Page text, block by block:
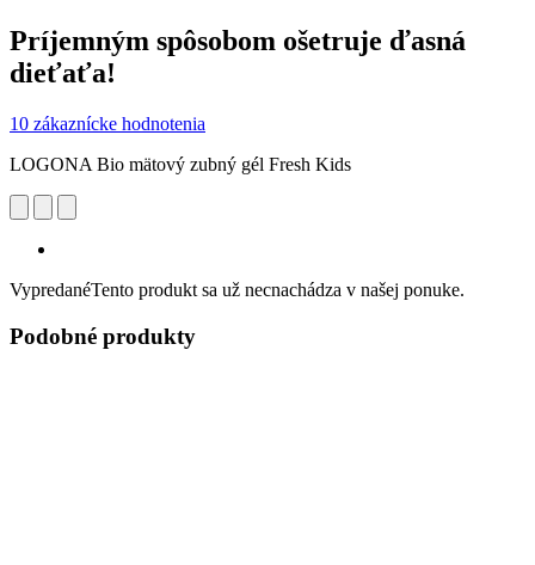
Príjemným spôsobom ošetruje ďasná
dieťaťa!
10 zákaznícke hodnotenia
LOGONA Bio mätový zubný gél Fresh Kids
VypredanéTento produkt sa už necnachádza v našej ponuke.
Podobné produkty